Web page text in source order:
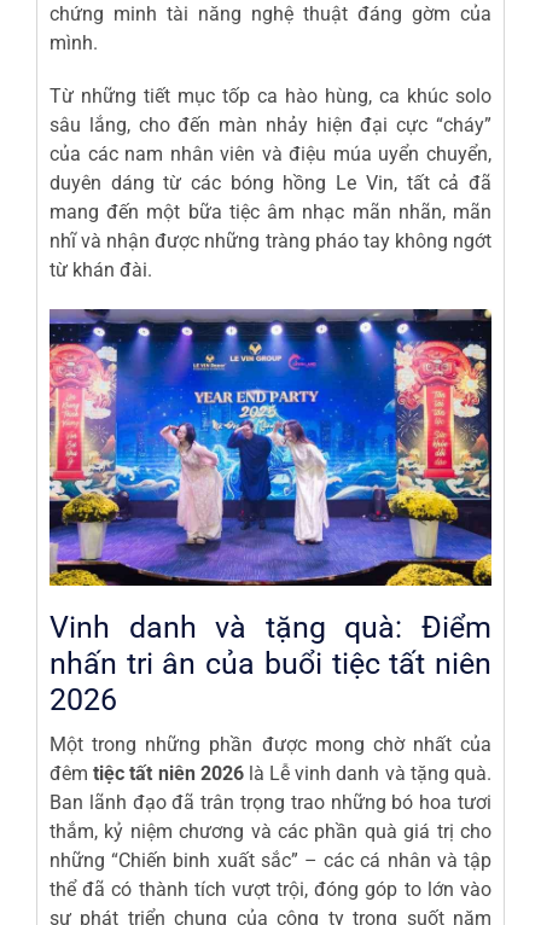
chứng minh tài năng nghệ thuật đáng gờm của
mình.
Từ những tiết mục tốp ca hào hùng, ca khúc solo
sâu lắng, cho đến màn nhảy hiện đại cực “cháy”
của các nam nhân viên và điệu múa uyển chuyển,
duyên dáng từ các bóng hồng Le Vin, tất cả đã
mang đến một bữa tiệc âm nhạc mãn nhãn, mãn
nhĩ và nhận được những tràng pháo tay không ngớt
từ khán đài.
Vinh danh và tặng quà: Điểm
nhấn tri ân của buổi tiệc tất niên
2026
Một trong những phần được mong chờ nhất của
đêmtiệc tất niên 2026là Lễ vinh danh và tặng quà.
Ban lãnh đạo đã trân trọng trao những bó hoa tươi
thắm, kỷ niệm chương và các phần quà giá trị cho
những “Chiến binh xuất sắc” – các cá nhân và tập
thể đã có thành tích vượt trội, đóng góp to lớn vào
sự phát triển chung của công ty trong suốt năm